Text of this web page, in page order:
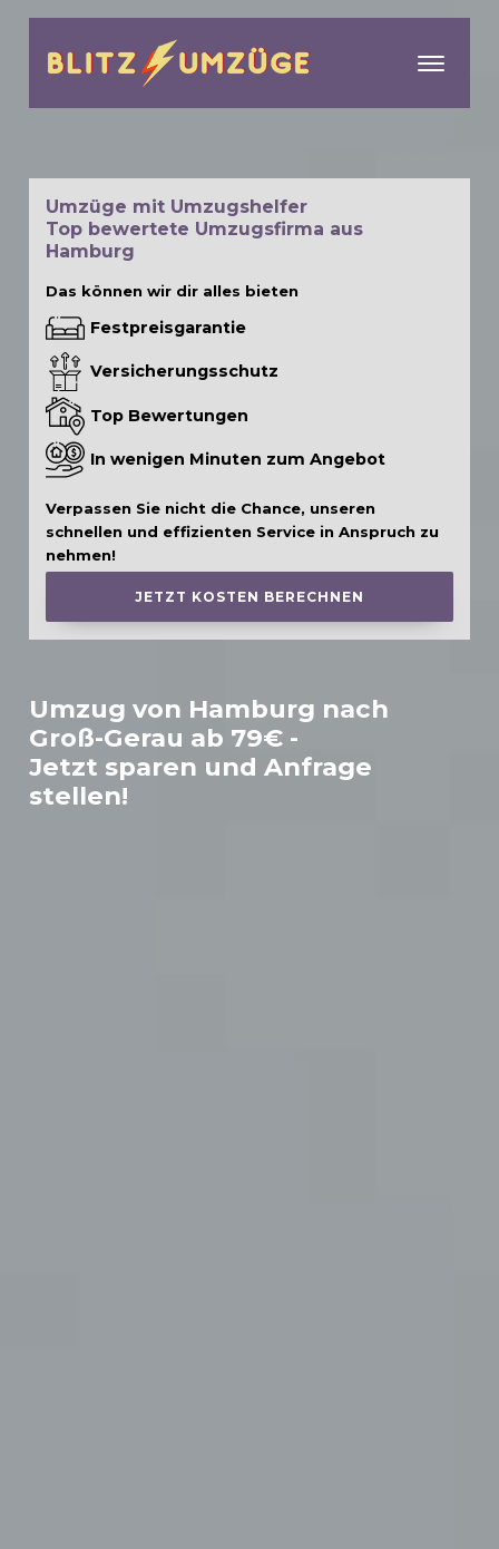
Umzug von Hamburg nach
Groß-Gerau ab 79€ -
Jetzt sparen und Anfrage
stellen!
Umzüge mit Umzugshelfer
Top bewertete Umzugsfirma aus
Hamburg
Das können wir dir alles bieten
Festpreisgarantie
Versicherungsschutz
Top Bewertungen
In wenigen Minuten zum Angebot
Verpassen Sie nicht die Chance, unseren
schnellen und effizienten Service in Anspruch zu
nehmen!
JETZT KOSTEN BERECHNEN